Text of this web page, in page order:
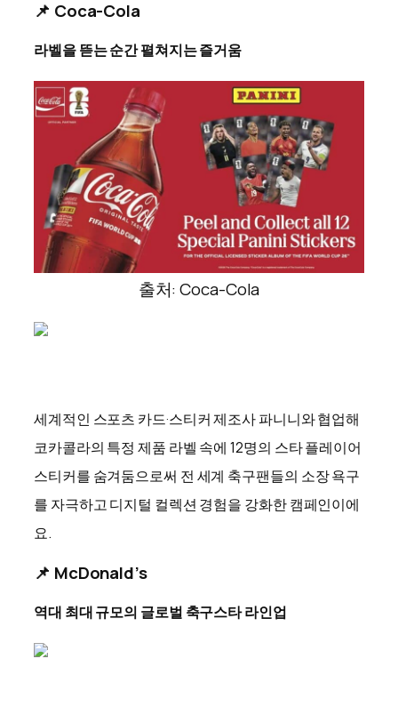
📌 Coca-Cola
라벨을 뜯는 순간 펼쳐지는 즐거움
출처: Coca-Cola
세계적인 스포츠 카드·스티커 제조사 파니니와 협업해
코카콜라의 특정 제품 라벨 속에 12명의 스타 플레이어
스티커를 숨겨둠으로써 전 세계 축구팬들의 소장 욕구
를 자극하고 디지털 컬렉션 경험을 강화한 캠페인이에
요.
📌 McDonald’s
역대 최대 규모의 글로벌 축구스타 라인업